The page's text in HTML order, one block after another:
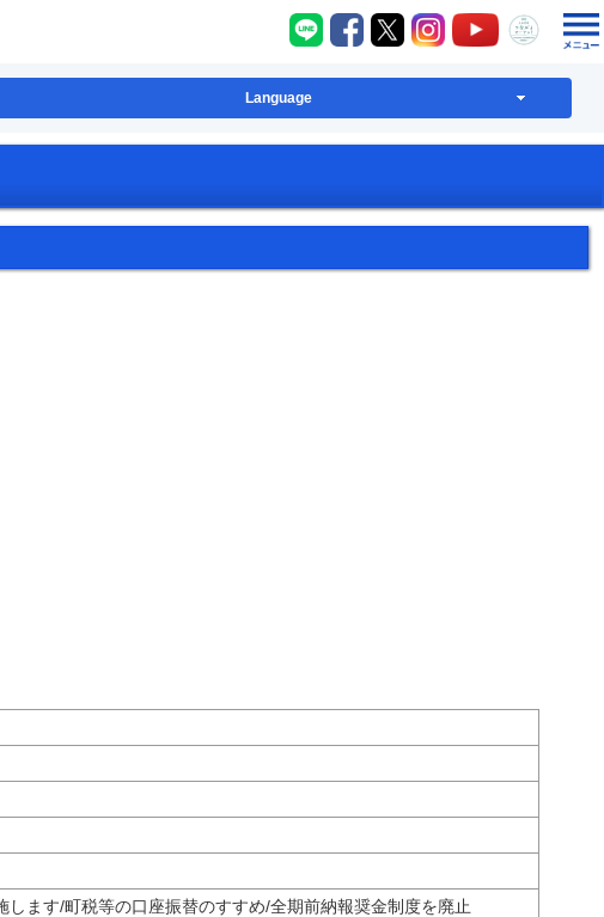
八千代町LINE
八千代町Facebook
八千代町X八千代町Instagram
八千代町八千代
Language
ます/町税等の口座振替のすすめ/全期前納報奨金制度を廃止